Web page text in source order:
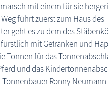
mit einem für sie
führt zuerst zum Haus des
geht es zu dem des
mit Getränken und
Tonnen für das
und das
Tonnenbauer Ronny